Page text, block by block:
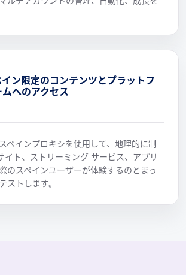
イン限定のコンテンツとプラットフ
ムへのアクセス
ペインプロキシを使用して、地理的に制
イト、ストリーミング サービス、アプリ
のスペインユーザーが体験するのとまっ
ストします。